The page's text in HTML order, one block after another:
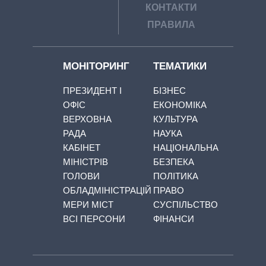
КОНТАКТИ
ПРАВИЛА
МОНІТОРИНГ
ПРЕЗИДЕНТ І
ОФІС
ВЕРХОВНА
РАДА
КАБІНЕТ
МІНІСТРІВ
ГОЛОВИ
ОБЛАДМІНІСТРАЦІЙ
МЕРИ МІСТ
ВСІ ПЕРСОНИ
ТЕМАТИКИ
БІЗНЕС
ЕКОНОМІКА
КУЛЬТУРА
НАУКА
НАЦІОНАЛЬНА
БЕЗПЕКА
ПОЛІТИКА
ПРАВО
СУСПІЛЬСТВО
ФІНАНСИ